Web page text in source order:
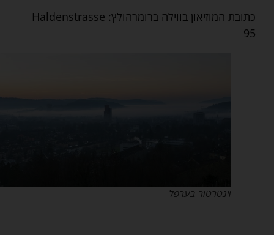
כתובת המוזיאון בווילה ברומרהולץ: Haldenstrasse
95
וינטרטור בערפל